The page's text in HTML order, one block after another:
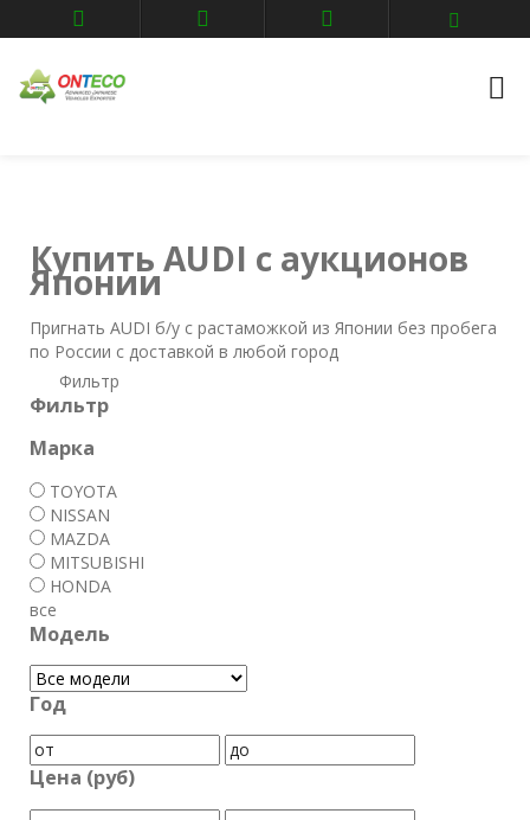
Главная
Авто аукционы
Купить AUDI с аукционов
Японии
Пригнать AUDI б/у с растаможкой из Японии без пробега
по России с доставкой в любой город
Фильтр
Фильтр
Марка
TOYOTA
NISSAN
MAZDA
MITSUBISHI
HONDA
все
Модель
Год
Цена (руб)